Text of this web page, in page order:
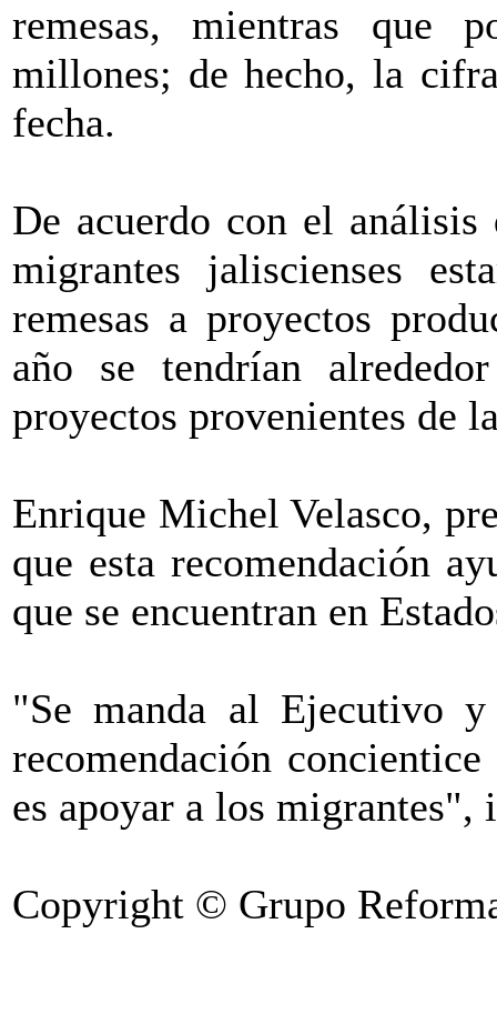
remesas, mientras que
millones; de hecho, la
fecha.
De acuerdo con el
migrantes jaliscienses
remesas a proyectos
año se tendrían
proyectos provenientes de
Enrique Michel Velasco,
que esta recomendación
que se encuentran en
"Se manda al Ejecutivo
recomendación
es apoyar a los migrantes",
Copyright © Grupo